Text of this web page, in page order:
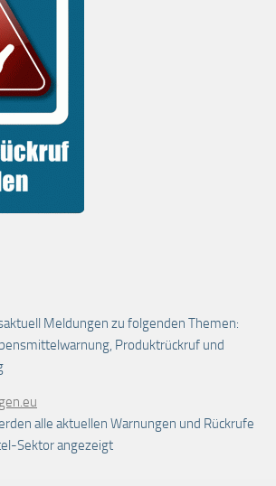
Meldungen zu folgenden Themen:
Produktrückruf und
alle aktuellen Warnungen und Rückrufe
Sektor angezeigt